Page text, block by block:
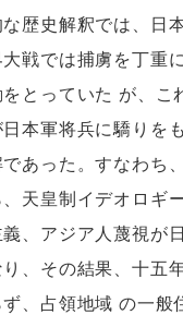
歴史解釈では、日
戦では捕虜を丁重
とっていた が、こ
本軍将兵に驕りを
あった。すなわち
天皇制イデオロギ
、アジア人蔑視が
、その結果、十五
、占領地域 の一般